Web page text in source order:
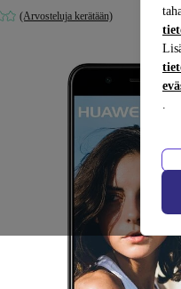
.
(Arvosteluja kerätään)